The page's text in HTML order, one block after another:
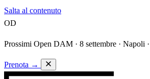
Salta al contenuto
OD
Prossimi Open DAM · 8 settembre · Napoli
Prenota →